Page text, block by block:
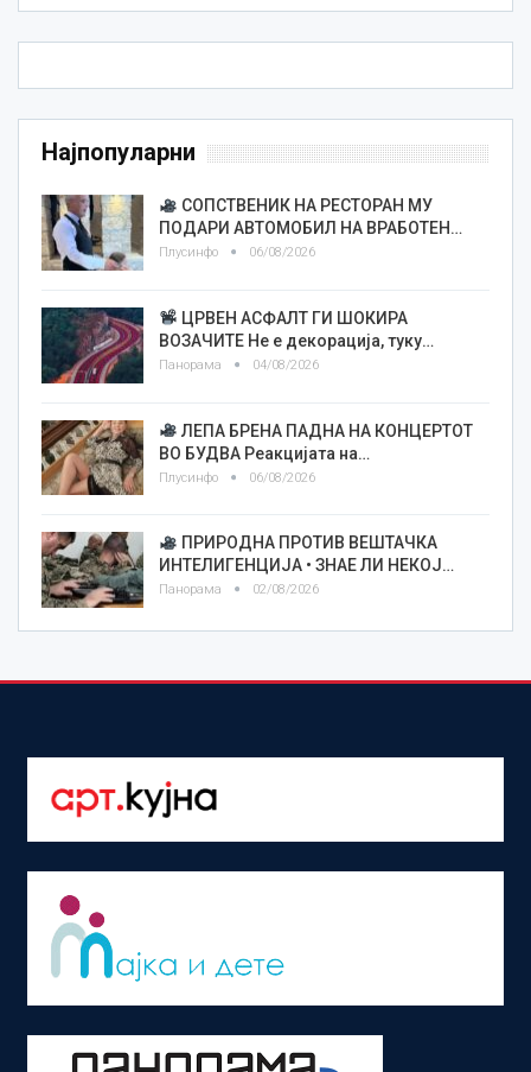
Најпопуларни
СОПСТВЕНИК НА РЕСТОРАН МУ
ПОДАРИ АВТОМОБИЛ НА ВРАБОТЕН…
Плусинфо 06/08/2026
ЦРВЕН АСФАЛТ ГИ ШОКИРА
ВОЗАЧИТЕ Не е декорација, туку…
Панорама 04/08/2026
ЛЕПА БРЕНА ПАДНА НА КОНЦЕРТОТ
ВО БУДВА Реакцијата на…
Плусинфо 06/08/2026
ПРИРОДНА ПРОТИВ ВЕШТАЧКА
ИНТЕЛИГЕНЦИЈА • ЗНАЕ ЛИ НЕКОЈ…
Панорама 02/08/2026